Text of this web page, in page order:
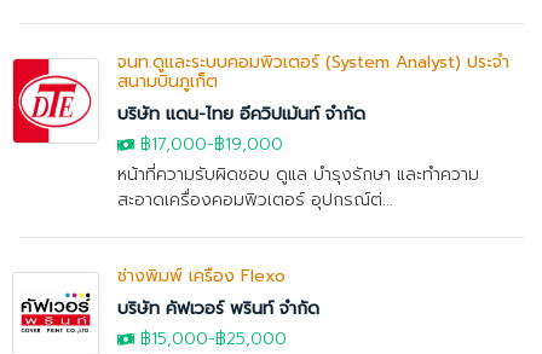
จนท.ดูและระบบคอมพิวเตอร์ (System Analyst) ประจำ
สนามบินภูเก็ต
บริษัท แดน-ไทย อีควิปเม้นท์ จำกัด
฿17,000-฿19,000
หน้าที่ความรับผิดชอบ ดูแล บำรุงรักษา และทำความ
สะอาดเครื่องคอมพิวเตอร์ อุปกรณ์ต่...
ช่างพิมพ์ เครื่อง Flexo
บริษัท คัฟเวอร์ พรินท์ จำกัด
฿15,000-฿25,000